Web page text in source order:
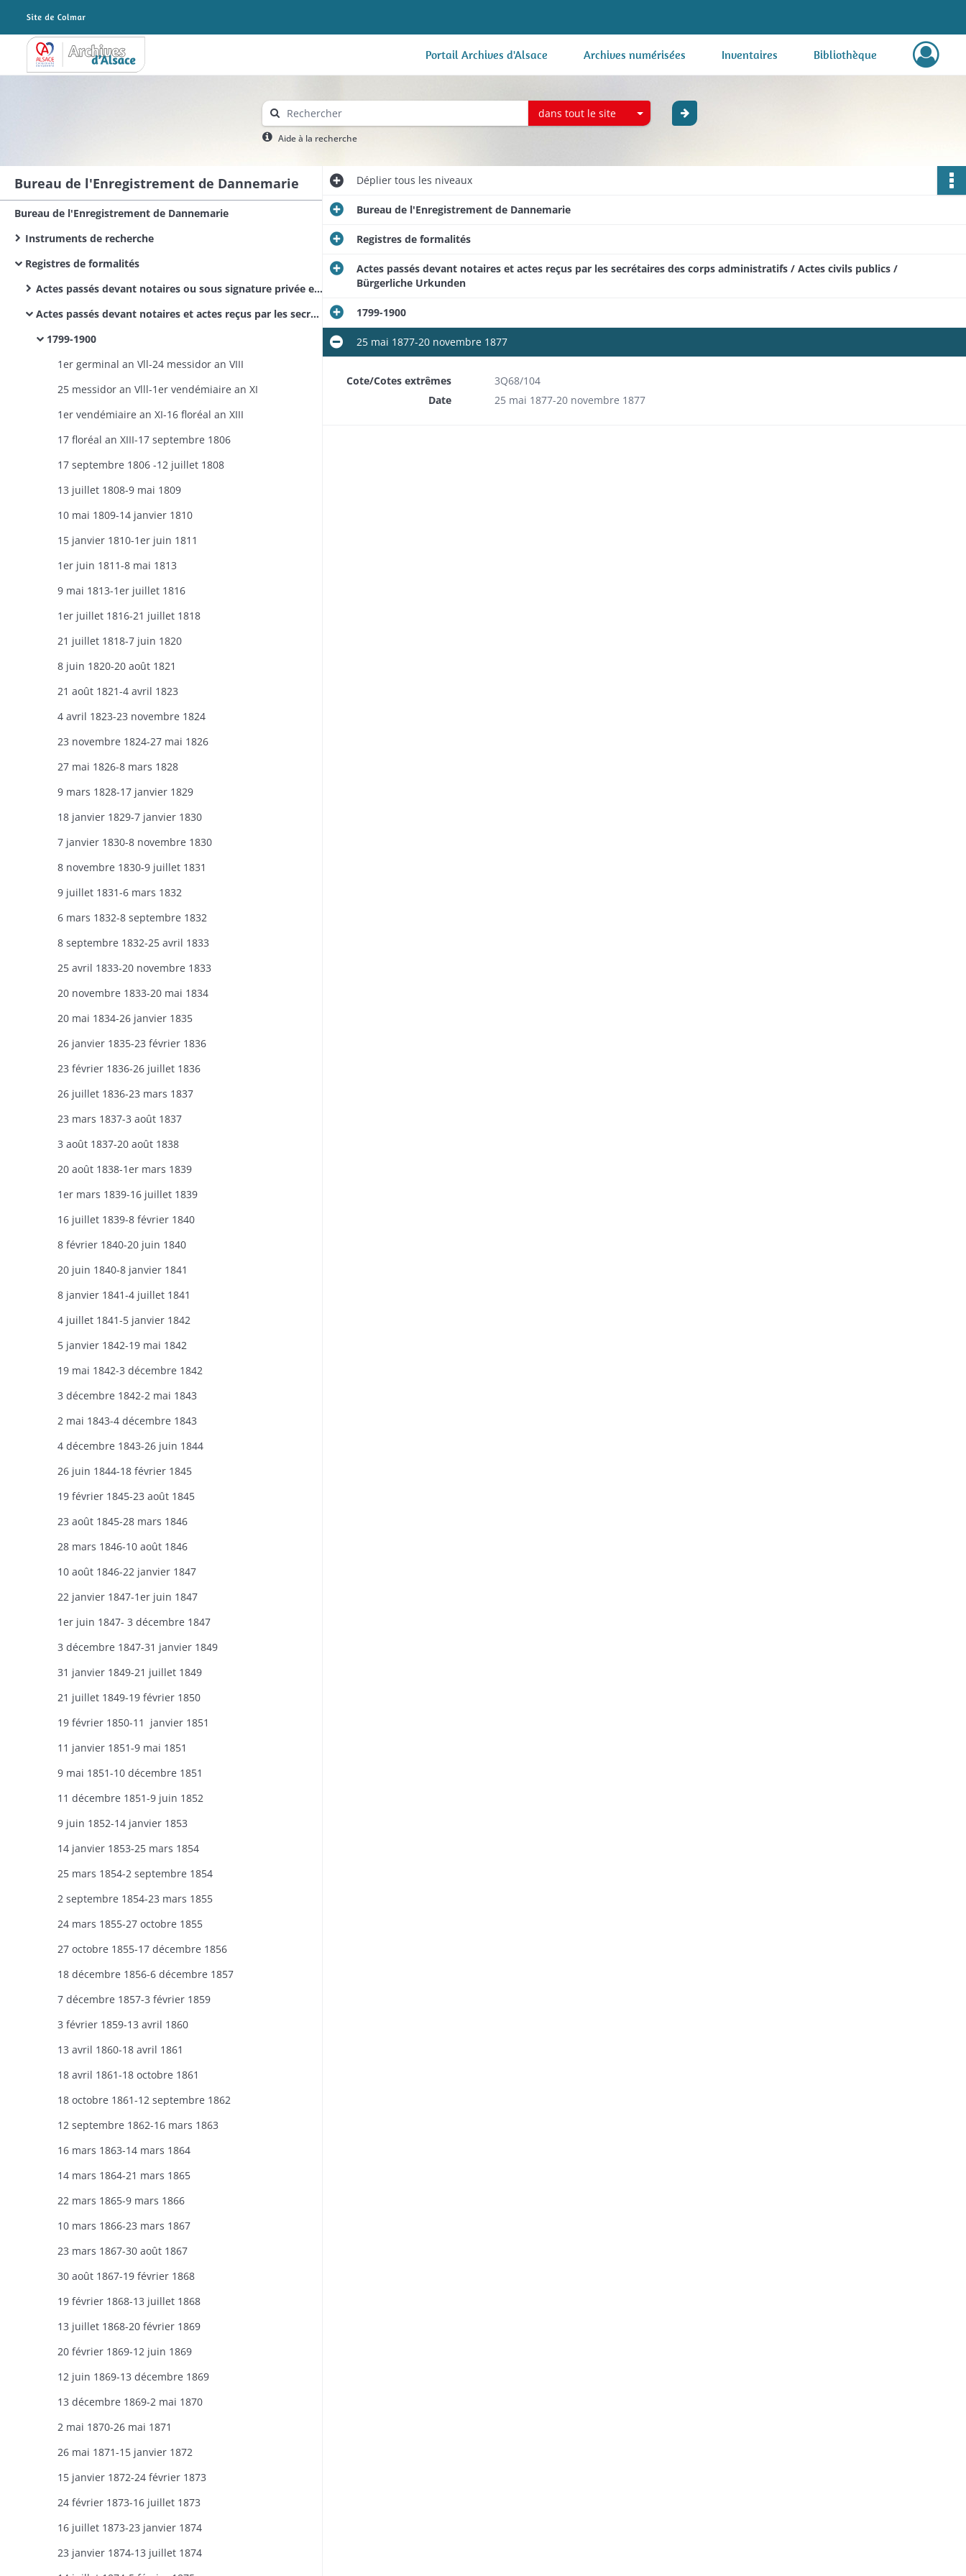
Archives Alsace - Colmar Portail Archives d'Alsace Archives numérisées Inventaires Bibliothèque
dans tout le site
Aide à la recherche
Bureau de l'Enregistrement de Dannemarie
Bureau de l'Enregistrement de Dannemarie
Instruments de recherche
Registres de formalités
Actes passés devant notaires ou sous signature privée et actes reçus par les secrétaires des corps municipaux et administratifs
Actes passés devant notaires et actes reçus par les secrétaires des corps administratifs / Actes civils publics / Bürgerliche Urkunden
1799-1900
1er germinal an Vll-24 messidor an VIII
25 messidor an Vlll-1er vendémiaire an XI
1er vendémiaire an XI-16 floréal an XIII
17 floréal an XIII-17 septembre 1806
17 septembre 1806 -12 juillet 1808
13 juillet 1808-9 mai 1809
10 mai 1809-14 janvier 1810
15 janvier 1810-1er juin 1811
1er juin 1811-8 mai 1813
9 mai 1813-1er juillet 1816
1er juillet 1816-21 juillet 1818
21 juillet 1818-7 juin 1820
8 juin 1820-20 août 1821
21 août 1821-4 avril 1823
4 avril 1823-23 novembre 1824
23 novembre 1824-27 mai 1826
27 mai 1826-8 mars 1828
9 mars 1828-17 janvier 1829
18 janvier 1829-7 janvier 1830
7 janvier 1830-8 novembre 1830
8 novembre 1830-9 juillet 1831
9 juillet 1831-6 mars 1832
6 mars 1832-8 septembre 1832
8 septembre 1832-25 avril 1833
25 avril 1833-20 novembre 1833
20 novembre 1833-20 mai 1834
20 mai 1834-26 janvier 1835
26 janvier 1835-23 février 1836
23 février 1836-26 juillet 1836
26 juillet 1836-23 mars 1837
23 mars 1837-3 août 1837
3 août 1837-20 août 1838
20 août 1838-1er mars 1839
1er mars 1839-16 juillet 1839
16 juillet 1839-8 février 1840
8 février 1840-20 juin 1840
20 juin 1840-8 janvier 1841
8 janvier 1841-4 juillet 1841
4 juillet 1841-5 janvier 1842
5 janvier 1842-19 mai 1842
19 mai 1842-3 décembre 1842
3 décembre 1842-2 mai 1843
2 mai 1843-4 décembre 1843
4 décembre 1843-26 juin 1844
26 juin 1844-18 février 1845
19 février 1845-23 août 1845
23 août 1845-28 mars 1846
28 mars 1846-10 août 1846
10 août 1846-22 janvier 1847
22 janvier 1847-1er juin 1847
1er juin 1847- 3 décembre 1847
3 décembre 1847-31 janvier 1849
31 janvier 1849-21 juillet 1849
21 juillet 1849-19 février 1850
19 février 1850-11 janvier 1851
11 janvier 1851-9 mai 1851
9 mai 1851-10 décembre 1851
11 décembre 1851-9 juin 1852
9 juin 1852-14 janvier 1853
14 janvier 1853-25 mars 1854
25 mars 1854-2 septembre 1854
2 septembre 1854-23 mars 1855
24 mars 1855-27 octobre 1855
27 octobre 1855-17 décembre 1856
18 décembre 1856-6 décembre 1857
7 décembre 1857-3 février 1859
3 février 1859-13 avril 1860
13 avril 1860-18 avril 1861
18 avril 1861-18 octobre 1861
18 octobre 1861-12 septembre 1862
12 septembre 1862-16 mars 1863
16 mars 1863-14 mars 1864
14 mars 1864-21 mars 1865
22 mars 1865-9 mars 1866
10 mars 1866-23 mars 1867
23 mars 1867-30 août 1867
30 août 1867-19 février 1868
19 février 1868-13 juillet 1868
13 juillet 1868-20 février 1869
20 février 1869-12 juin 1869
12 juin 1869-13 décembre 1869
13 décembre 1869-2 mai 1870
2 mai 1870-26 mai 1871
26 mai 1871-15 janvier 1872
15 janvier 1872-24 février 1873
24 février 1873-16 juillet 1873
16 juillet 1873-23 janvier 1874
23 janvier 1874-13 juillet 1874
Dépliertous les niveaux
Bureau de l'Enregistrement de Dannemarie
Registres de formalités
Actes passés devant notaires et actes reçus par les secrétaires des corps administratifs / Actes civils publics /
Bürgerliche Urkunden
1799-1900
25 mai 1877-20 novembre 1877
Cote/Cotes extrêmes
3Q68/104
Date
25 mai 1877-20 novembre 1877